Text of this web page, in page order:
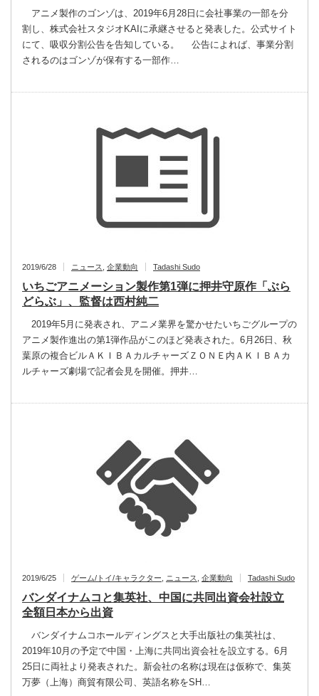
アニメ製作のゴンゾは、2019年6月28日に会社事業の一部を分
割し、株式会社スタジオKAIに承継させると発表した。公式サイト
にて、吸収分割公告を告知している。 公告によれば、事業分割
されるのはゴンゾが保有する一部作…
2019/6/28 ニュース 企業動向 Tadashi Sudo
いちごアニメーション製作第1弾に押井守原作「ぶら
どらぶ」、監督は西村純二
2019年5月に発表され、アニメ業界を驚かせたいちごグループの
アニメ製作進出の第1弾作品がこのほど発表された。6月26日、秋
葉原の複合ビルＡＫＩＢＡカルチャーズＺＯＮＥ内ＡＫＩＢＡカ
ルチャーズ劇場で記者会見を開催。押井…
2019/6/25 ゲーム/トイ/キャラクター ニュース 企業動向 Tadashi Sudo
バンダイナムコと集英社、中国に共同出資会社設立
全額日本から出資
バンダイナムコホールディングスと大手出版社の集英社は、
2019年10月の予定で中国・上海に共同出資会社を設立する。6月
25日に両社より発表された。新会社の名称は現在は仮称で、集英
万夢（上海）商貿有限公司、英語名称をSH…